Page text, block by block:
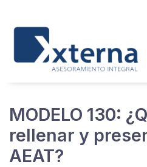
MODELO 130:
rellenar y
AEAT?